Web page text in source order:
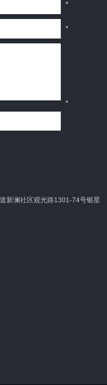
*
*
*
新澜社区观光路1301-74号银星